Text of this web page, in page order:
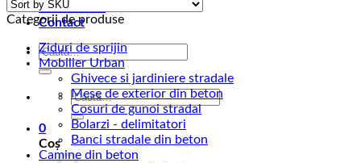
Contul meu
Contact
Caută
după:
Caută
după:
0
Coș
Categorii de produse
Ziduri de sprijin
Mobilier Urban
Ghivece si jardiniere stradale
Mese de exterior din beton
Cosuri de gunoi stradal
Bolarzi - delimitatori
Banci stradale din beton
Camine din beton